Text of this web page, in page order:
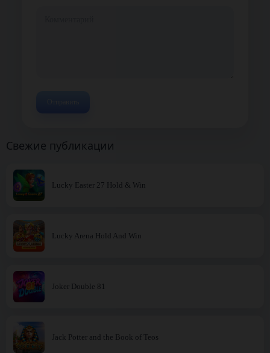
Свежие публикации
Lucky Easter 27 Hold & Win
Lucky Arena Hold And Win
Joker Double 81
Jack Potter and the Book of Teos